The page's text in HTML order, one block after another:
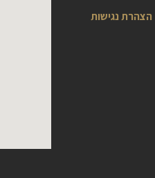
הצהרת נגישות